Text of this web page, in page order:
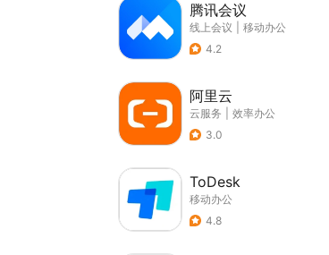
腾讯会议
线上会议
移动办公
4.2
阿里云
云服务
效率办公
3.0
ToDesk
移动办公
4.8